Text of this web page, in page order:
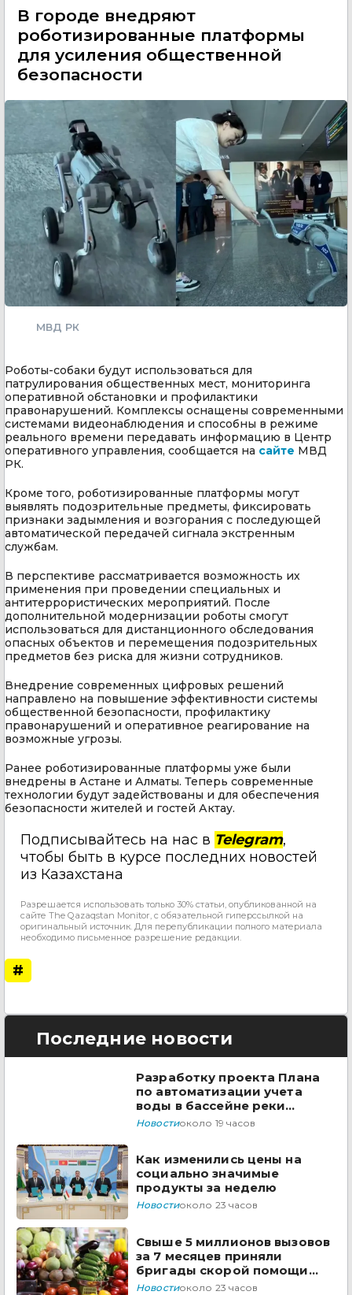
В городе внедряют
роботизированные платформы
для усиления общественной
безопасности
МВД РК
Роботы-собаки будут использоваться для
патрулирования общественных мест, мониторинга
оперативной обстановки и профилактики
правонарушений. Комплексы оснащены современными
системами видеонаблюдения и способны в режиме
реального времени передавать информацию в Центр
оперативного управления, сообщается на сайте МВД
РК.
Кроме того, роботизированные платформы могут
выявлять подозрительные предметы, фиксировать
признаки задымления и возгорания с последующей
автоматической передачей сигнала экстренным
службам.
В перспективе рассматривается возможность их
применения при проведении специальных и
антитеррористических мероприятий. После
дополнительной модернизации роботы смогут
использоваться для дистанционного обследования
опасных объектов и перемещения подозрительных
предметов без риска для жизни сотрудников.
Внедрение современных цифровых решений
направлено на повышение эффективности системы
общественной безопасности, профилактику
правонарушений и оперативное реагирование на
возможные угрозы.
Ранее роботизированные платформы уже были
внедрены в Астане и Алматы. Теперь современные
технологии будут задействованы и для обеспечения
безопасности жителей и гостей Актау.
Подписывайтесь на нас в Telegram,
чтобы быть в курсе последних новостей
из Казахстана
Разрешается использовать только 30% статьи, опубликованной на
сайте The Qazaqstan Monitor, с обязательной гиперссылкой на
оригинальный источник. Для перепубликации полного материала
необходимо письменное разрешение редакции.
#
Последние новости
Разработку проекта Плана
по автоматизации учета
воды в бассейне реки
Сырдарья одобрили
Новостиоколо 19 часов
Как изменились цены на
социально значимые
продукты за неделю
Новостиоколо 23 часов
Свыше 5 миллионов вызовов
за 7 месяцев приняли
бригады скорой помощи
Казахстана
Новостиоколо 23 часов